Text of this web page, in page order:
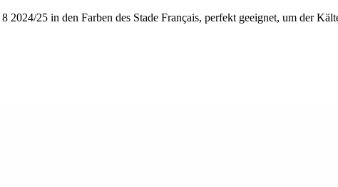
2024/25 in den Farben des Stade Français, perfekt geeignet, um der